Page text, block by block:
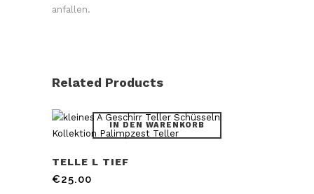
anfallen.
Related Products
IN DEN WARENKORB
TELLE L TIEF
€25.00